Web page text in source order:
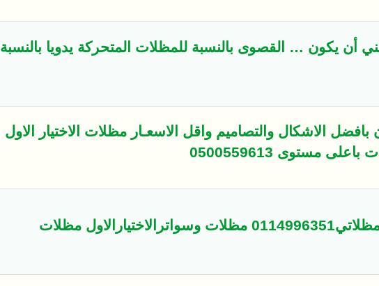
يكون … القصوى بالنسبة للمظلات المتحركة يدويا بالنسبة
الاشكال والتصاميم واقل الاسعـار مظلات الاختيار الاول
0500559613
مظلات